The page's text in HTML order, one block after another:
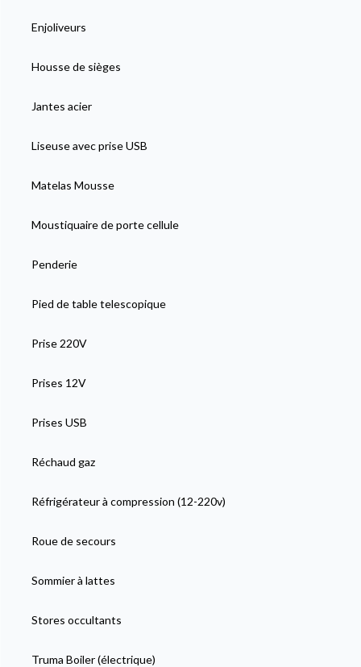
Enjoliveurs
Housse de sièges
Jantes acier
Liseuse avec prise USB
Matelas Mousse
Moustiquaire de porte cellule
Penderie
Pied de table telescopique
Prise 220V
Prises 12V
Prises USB
Réchaud gaz
Réfrigérateur à compression (12-220v)
Roue de secours
Sommier à lattes
Stores occultants
Truma Boiler (électrique)